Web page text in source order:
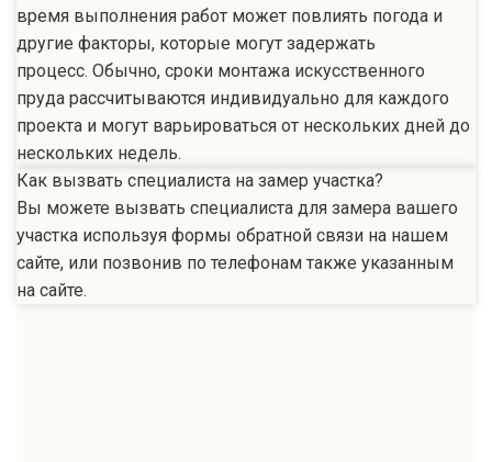
время выполнения работ может повлиять погода и
другие факторы, которые могут задержать
процесс. Обычно, сроки монтажа искусственного
пруда рассчитываются индивидуально для каждого
проекта и могут варьироваться от нескольких дней до
нескольких недель.
Как вызвать специалиста на замер участка?
Вы можете вызвать специалиста для замера вашего
участка используя формы обратной связи на нашем
сайте, или позвонив по телефонам также указанным
на сайте.